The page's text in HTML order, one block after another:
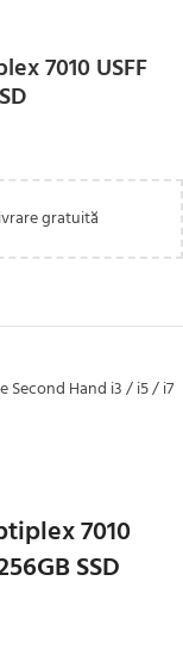
7010 USFF
gratuită
Second Hand i3 / i5 / i7
7010
SSD